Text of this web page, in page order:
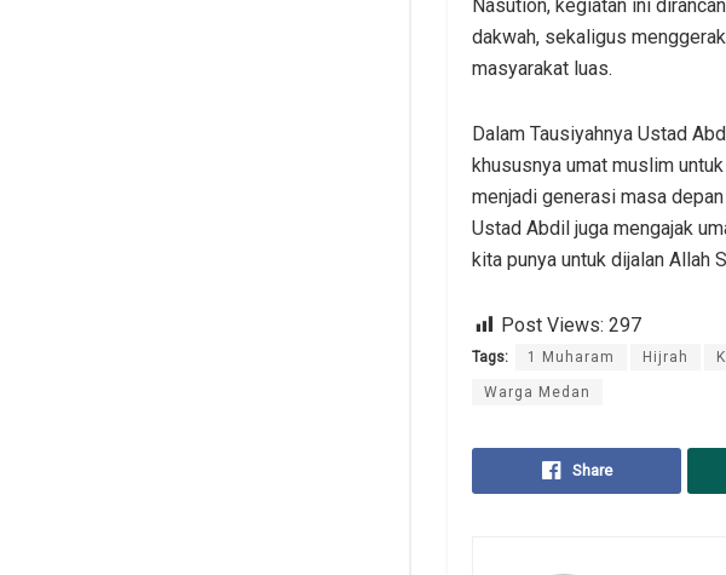
Nasution, kegiatan ini
dakwah, sekaligus
masyarakat luas.
Dalam Tausiyahnya Ustad
khususnya umat muslim
menjadi generasi masa
Ustad Abdil juga mengajak
kita punya untuk dijalan Allah
Post Views: 297
Tags: 1 Muharam Hijrah
Warga Medan
Share